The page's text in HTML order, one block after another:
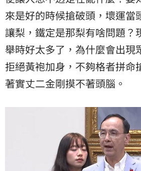
來是好的時候搶破頭，壞運當
讓梨，鐵定是那梨有啥問題？
舉時好太多了，為什麼會出現
拒絕黃袍加身，不夠格者拼命
著實丈二金剛摸不著頭腦。